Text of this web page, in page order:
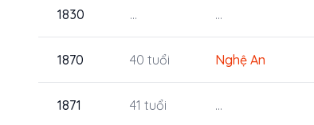
1830 ... ...
1870 40 tuổi Nghệ An
1871 41 tuổi ...